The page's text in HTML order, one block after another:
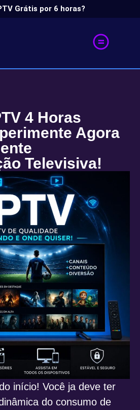
Grátis por 6 horas?
4 Horas
Agora
Televisiva!
início! Você ja deve ter
do consumo de